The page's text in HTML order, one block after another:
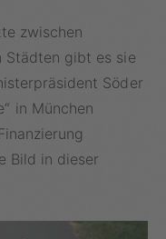
zwischen
Städten gibt es sie
Söder
in München
Bild in dieser